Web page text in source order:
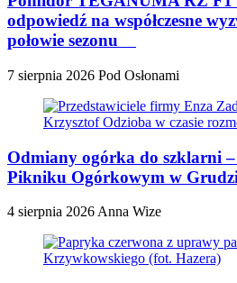
odpowiedź na współczesne
połowie sezonu
7 sierpnia 2026 Pod Osłonami
Odmiany ogórka do szklarni
Pikniku Ogórkowym w
4 sierpnia 2026 Anna Wize